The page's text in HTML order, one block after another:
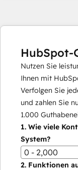
HubSpot-
Nutzen Sie
Ihnen mit
Verfolgen Sie
und zahlen Sie
1.000
1. Wie viele
System?
0 - 2,000
2. Funktionen